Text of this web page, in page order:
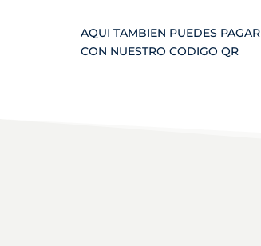
AQUI TAMBIEN PUEDES PAGAR
CON NUESTRO CODIGO QR